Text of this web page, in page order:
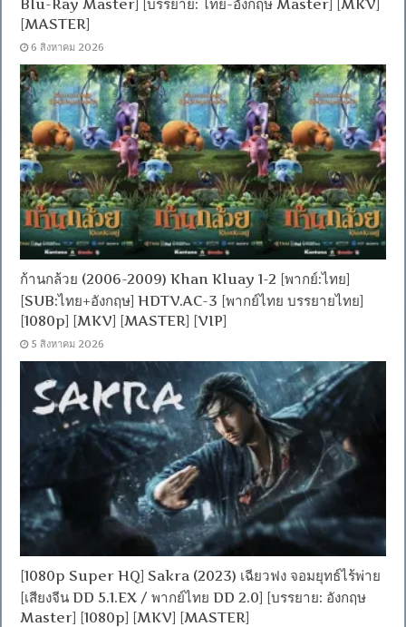
Blu-Ray Master] [บรรยาย: ไทย-อังกฤษ Master] [MKV]
[MASTER]
6 สิงหาคม 2026
ก้านกล้วย (2006-2009) Khan Kluay 1-2 [พากย์:ไทย]
[SUB:ไทย+อังกฤษ] HDTV.AC-3 [พากย์ไทย บรรยายไทย]
[1080p] [MKV] [MASTER] [VIP]
5 สิงหาคม 2026
[1080p Super HQ] Sakra (2023) เฉียวฟง จอมยุทธ์ไร้พ่าย
[เสียงจีน DD 5.1.EX / พากย์ไทย DD 2.0] [บรรยาย: อังกฤษ
Master] [1080p] [MKV] [MASTER]